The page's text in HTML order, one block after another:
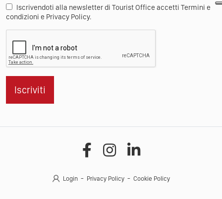
Iscrivendoti alla newsletter di Tourist Office accetti Termini e
condizioni e Privacy Policy.
Iscriviti
Login Privacy Policy Cookie Policy